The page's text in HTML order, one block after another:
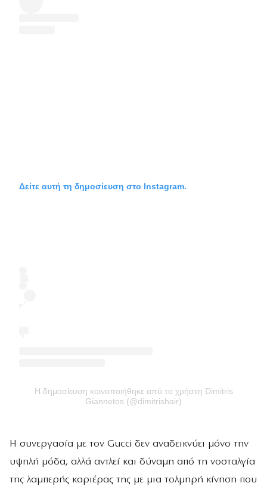
Δείτε αυτή τη δημοσίευση στο Instagram.
Η δημοσίευση κοινοποιήθηκε από το χρήστη Dimitris
Giannetos (@dimitrishair)
Η συνεργασία με τον Gucci δεν αναδεικνύει μόνο την
υψηλή μόδα, αλλά αντλεί και δύναμη από τη νοσταλγία
της λαμπερής καριέρας της με μια τολμηρή κίνηση που